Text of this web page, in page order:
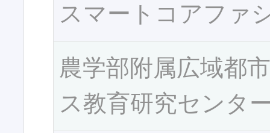
スマートコアファ
農学部附属広域都
ス教育研究センタ